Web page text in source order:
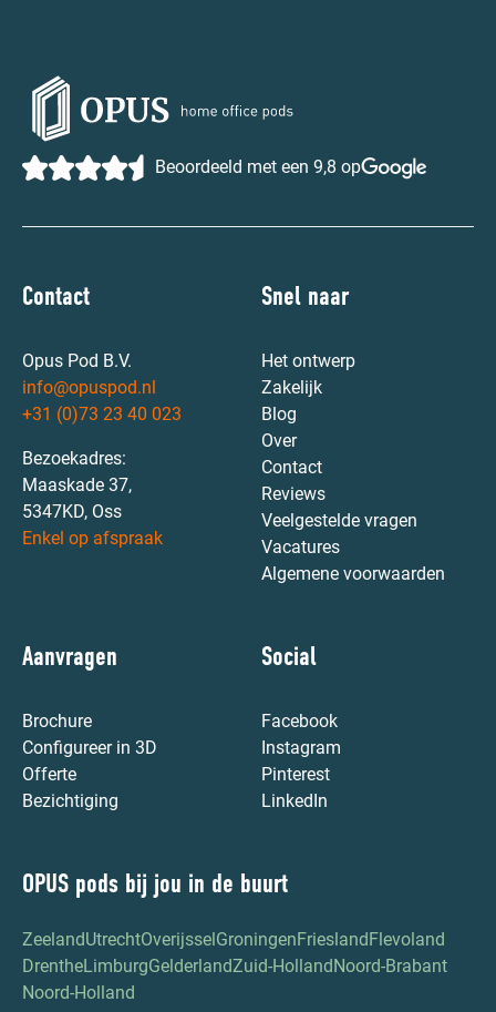
Beoordeeld met een 9,8 op
Contact
Opus Pod B.V.
info@opuspod.nl
+31 (0)73 23 40 023
Bezoekadres:
Maaskade 37,
5347KD, Oss
Enkel op afspraak
Snel naar
Het ontwerp
Zakelijk
Blog
Over
Contact
Reviews
Veelgestelde vragen
Vacatures
Algemene voorwaarden
Aanvragen
Brochure
Configureer in 3D
Offerte
Bezichtiging
Social
Facebook
Instagram
Pinterest
LinkedIn
OPUS pods bij jou in de buurt
ZeelandUtrechtOverijsselGroningenFrieslandFlevoland
DrentheLimburgGelderlandZuid-HollandNoord-Brabant
Noord-Holland